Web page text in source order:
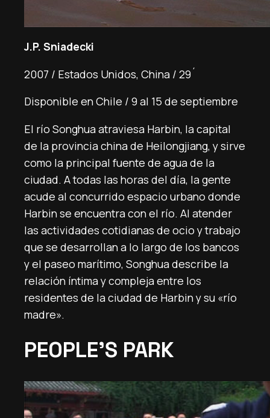
J.P. Sniadecki
2007 / Estados Unidos, China / 29´
Disponible en Chile / 9 al 15 de septiembre
El río Songhua atraviesa Harbin, la capital
de la provincia china de Heilongjiang, y sirve
como la principal fuente de agua de la
ciudad. A todas las horas del día, la gente
acude al concurrido espacio urbano donde
Harbin se encuentra con el río. Al atender
las actividades cotidianas de ocio y trabajo
que se desarrollan a lo largo de los bancos
y el paseo marítimo, Songhua describe la
relación íntima y compleja entre los
residentes de la ciudad de Harbin y su «río
madre».
PEOPLE’S PARK